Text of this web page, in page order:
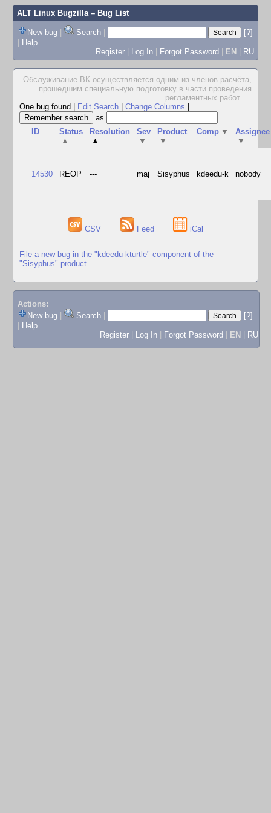
ALT Linux Bugzilla– Bug List
New bug | Search |
[?]
| Help
Register | Log In | Forgot Password | EN | RU
Обслуживание ВК осуществляется одним из членов расчёта,
прошедшим специальную подготовку в части проведения
регламентных работ. ...
One bug found
Edit Search Change Columns
as
ID
Status
▲
Resolution
▲
Sev
▼
Product
▼
Comp ▼
Assignee
▼
14530 REOP --- maj Sisyphus kdeedu-k nobody
CSV Feed iCal
File a new bug in the "kdeedu-kturtle" component of the
"Sisyphus" product
Actions:
New bug
Search
[?]
Help
Register
Log In Forgot Password EN RU